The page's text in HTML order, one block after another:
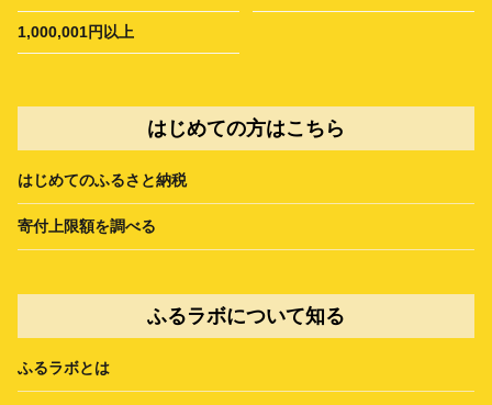
1,000,001円以上
はじめての方はこちら
はじめてのふるさと納税
寄付上限額を調べる
ふるラボについて知る
ふるラボとは